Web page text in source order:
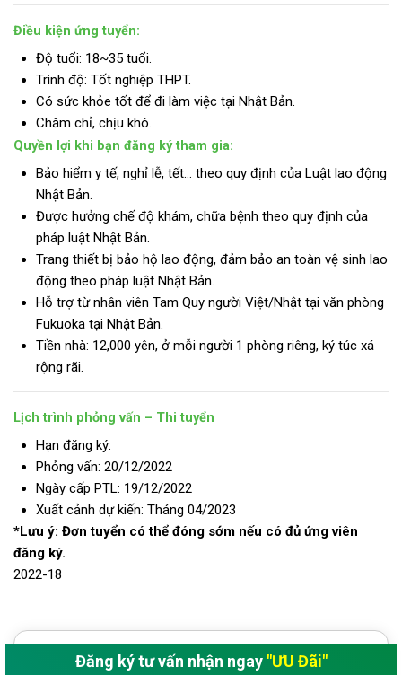
Điều kiện ứng tuyển:
Độ tuổi: 18~35 tuổi.
Trình độ: Tốt nghiệp THPT.
Có sức khỏe tốt để đi làm việc tại Nhật Bản.
Chăm chỉ, chịu khó.
Quyền lợi khi bạn đăng ký tham gia:
Bảo hiểm y tế, nghỉ lễ, tết… theo quy định của Luật lao động
Nhật Bản.
Được hưởng chế độ khám, chữa bệnh theo quy định của
pháp luật Nhật Bản.
Trang thiết bị bảo hộ lao động, đảm bảo an toàn vệ sinh lao
động theo pháp luật Nhật Bản.
Hỗ trợ từ nhân viên Tam Quy người Việt/Nhật tại văn phòng
Fukuoka tại Nhật Bản.
Tiền nhà: 12,000 yên, ở mỗi người 1 phòng riêng, ký túc xá
rộng rãi.
Lịch trình phỏng vấn – Thi tuyển
Hạn đăng ký:
Phỏng vấn: 20/12/2022
Ngày cấp PTL: 19/12/2022
Xuất cảnh dự kiến: Tháng 04/2023
*Lưu ý: Đơn tuyển có thể đóng sớm nếu có đủ ứng viên
đăng ký.
2022-18
Đăng ký tư vấn nhận ngay "ƯU Đãi"